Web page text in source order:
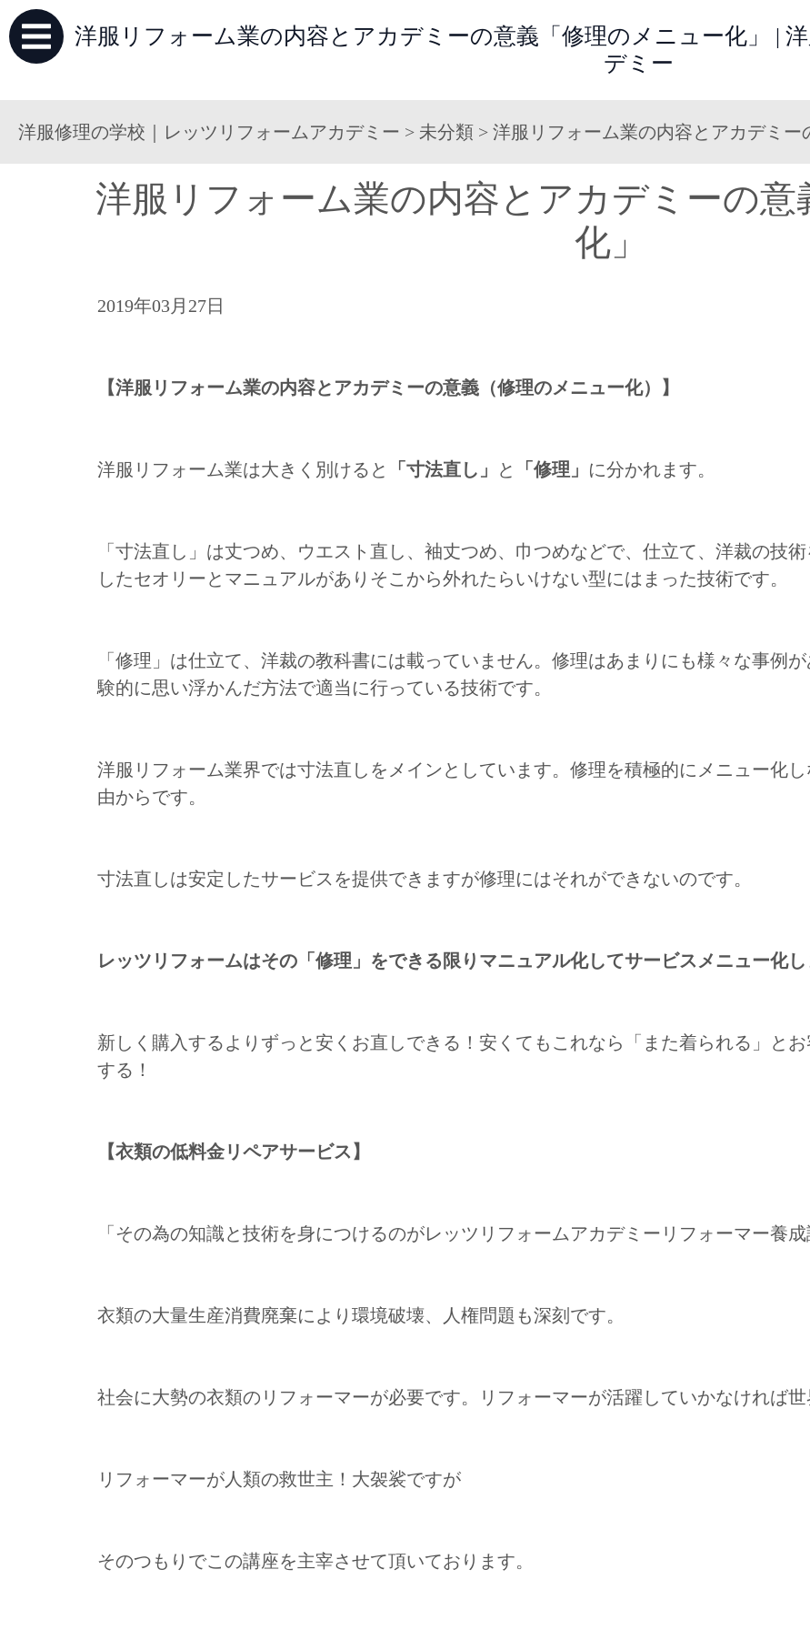
洋服リフォーム業の内容とアカデミーの意義「修理のメニュー化」 |
デミー
洋服修理の学校｜レッツリフォームアカデミー > 未分類 > 洋服リフォーム業の内容とアカデミー
洋服リフォーム業の内容とアカデミーの意
化」
2019年03月27日
【洋服リフォーム業の内容とアカデミーの意義（修理のメニュー化）】
洋服リフォーム業は大きく別けると 「寸法直し」 と 「修理」 に分かれます。
「寸法直し」は丈つめ、ウエスト直し、袖丈つめ、巾つめなどで、仕立て、洋裁の技
したセオリーとマニュアルがありそこから外れたらいけない型にはまった技術です。
「修理」は仕立て、洋裁の教科書には載っていません。修理はあまりにも様々な事例
験的に思い浮かんだ方法で適当に行っている技術です。
洋服リフォーム業界では寸法直しをメインとしています。修理を積極的にメニュー化
由からです。
寸法直しは安定したサービスを提供できますが修理にはそれができないのです。
レッツリフォームはその「修理」をできる限りマニュアル化してサービスメニュー化
新しく購入するよりずっと安くお直しできる！安くてもこれなら「また着られる」と
する！
【衣類の低料金リペアサービス】
「その為の知識と技術を身につけるのがレッツリフォームアカデミーリフォーマー養成
衣類の大量生産消費廃棄により環境破壊、人権問題も深刻です。
社会に大勢の衣類のリフォーマーが必要です。リフォーマーが活躍していかなければ世
リフォーマーが人類の救世主！大袈裟ですが
そのつもりでこの講座を主宰させて頂いております。